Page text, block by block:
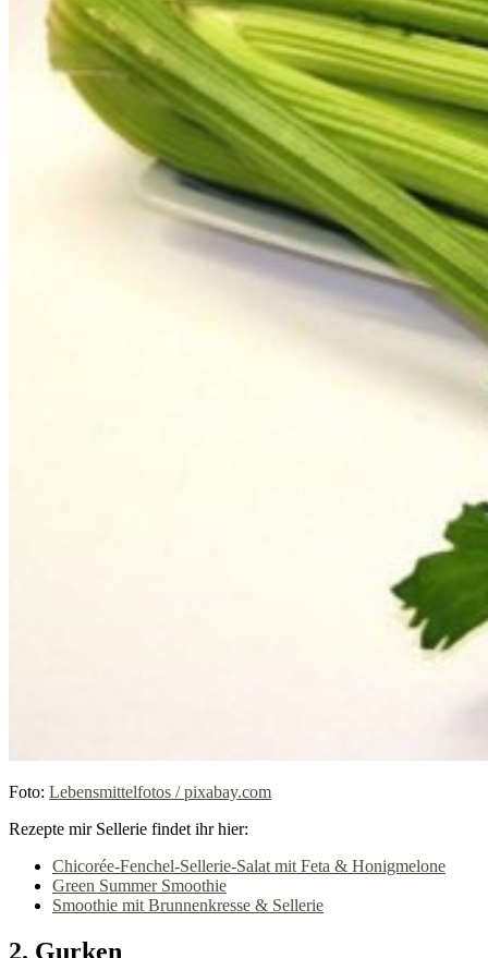
Foto: Lebensmittelfotos / pixabay.com
Rezepte mir Sellerie findet ihr hier:
Chicorée-Fenchel-Sellerie-Salat mit Feta & Honigmelone
Green Summer Smoothie
Smoothie mit Brunnenkresse & Sellerie
2. Gurken